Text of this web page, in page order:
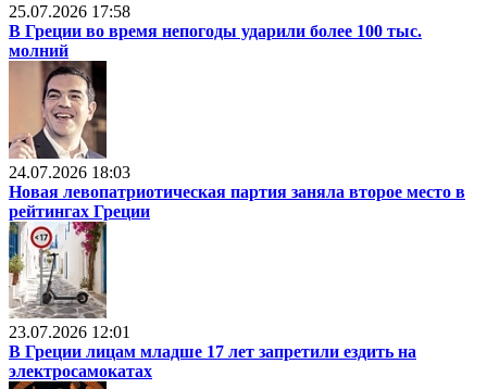
25.07.2026 17:58
В Греции во время непогоды ударили более 100 тыс.
молний
24.07.2026 18:03
Новая левопатриотическая партия заняла второе место в
рейтингах Греции
23.07.2026 12:01
В Греции лицам младше 17 лет запретили ездить на
электросамокатах